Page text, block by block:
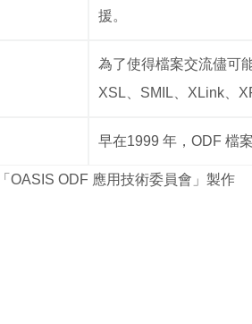
援。
為了使得檔案交流儘可
XSL、SMIL、XLink、
早在1999 年，ODF 檔
OASIS ODF 應用技術委員會」製作